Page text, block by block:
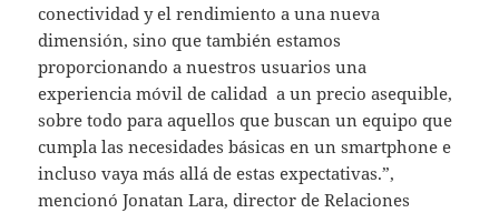
conectividad y el rendimiento a una nueva
dimensión, sino que también estamos
proporcionando a nuestros usuarios una
experiencia móvil de calidad a un precio asequible,
sobre todo para aquellos que buscan un equipo que
cumpla las necesidades básicas en un smartphone e
incluso vaya más allá de estas expectativas.”,
mencionó Jonatan Lara, director de Relaciones